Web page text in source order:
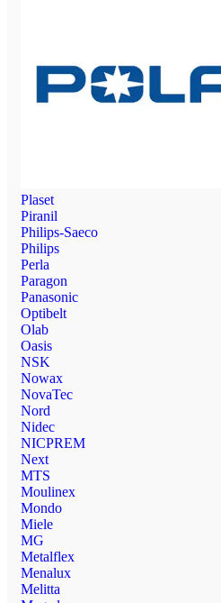
Plaset
Piranil
Philips-Saeco
Philips
Perla
Paragon
Panasonic
Optibelt
Olab
Oasis
NSK
Nowax
NovaTec
Nord
Nidec
NICPREM
Next
MTS
Moulinex
Mondo
Miele
MG
Metalflex
Menalux
Melitta